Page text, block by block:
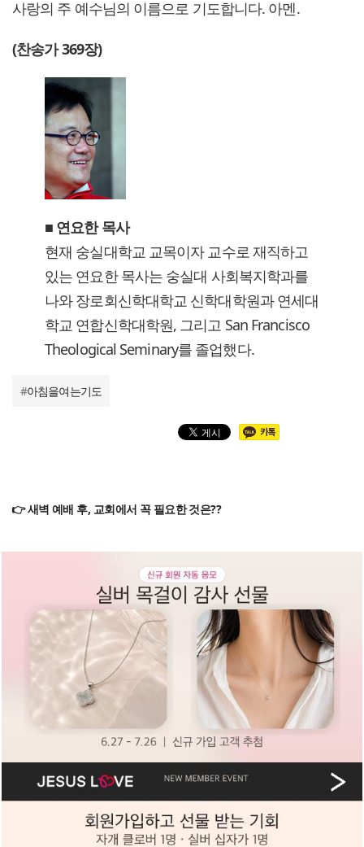
사랑의 주 예수님의 이름으로 기도합니다. 아멘.
(찬송가 369장)
■ 연요한 목사
현재 숭실대학교 교목이자 교수로 재직하고
있는 연요한 목사는 숭실대 사회복지학과를
나와 장로회신학대학교 신학대학원과 연세대
학교 연합신학대학원, 그리고 San Francisco
Theological Seminary를 졸업했다.
#아침을여는기도
👉 새벽 예배 후, 교회에서 꼭 필요한 것은??